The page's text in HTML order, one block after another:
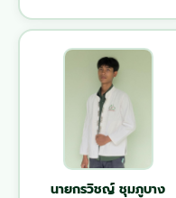
นายกรวิชญ์ ชุมภูบาง